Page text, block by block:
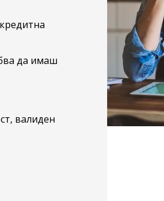
да имаш
валиден